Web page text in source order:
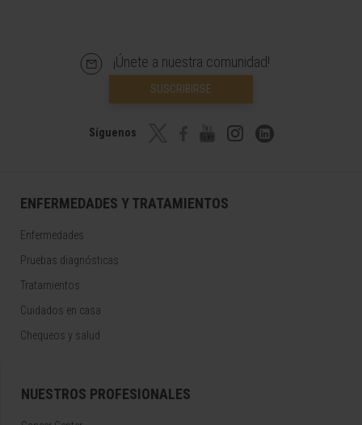
¡Únete a nuestra comunidad!
SUSCRIBIRSE
Síguenos
ENFERMEDADES Y TRATAMIENTOS
Enfermedades
Pruebas diagnósticas
Tratamientos
Cuidados en casa
Chequeos y salud
NUESTROS PROFESIONALES